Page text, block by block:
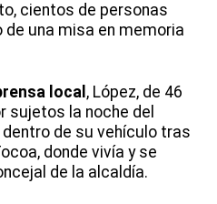
cientos de personas
de una misa en memoria
local , López, de 46
sujetos la noche del
de su vehículo tras
donde vivía y se
de la alcaldía.